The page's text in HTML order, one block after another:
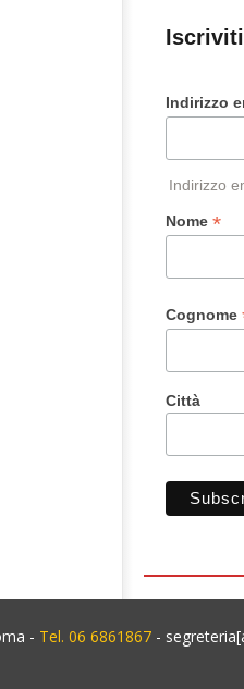
Indirizzo
Indirizzo
Nome *
Cognome
Città
- Tel. 06 6861867 -